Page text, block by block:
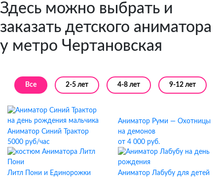
Здесь можно выбрать и
заказать детского аниматора
у метро Чертановская
Все 2-5 лет 4-8 лет 9-12 лет
Аниматор Синий Трактор
5000 руб/час
Аниматор Руми — Охотницы
на демонов
от 4 000 руб.
Литл Пони и Единорожки
Аниматор Лабубу для детей